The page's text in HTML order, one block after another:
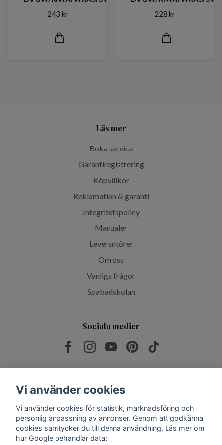
243 kr
228 kr
Läs mer
Boka service
Garantiregistrering
Köpvillkor
Reklamation & garanti
Integritetspolicy
Manualer
Leverantörer
Om oss
Vanliga frågor
Spabadskolan
Sociala medier
Prenumerera på vårt nyhetsbrev
Prenumerera
Vi använder cookies
Vi använder cookies för statistik, marknadsföring och
personlig anpassning av annonser. Genom att godkänna
cookies samtycker du till denna användning. Läs mer om
hur Google behandlar data: